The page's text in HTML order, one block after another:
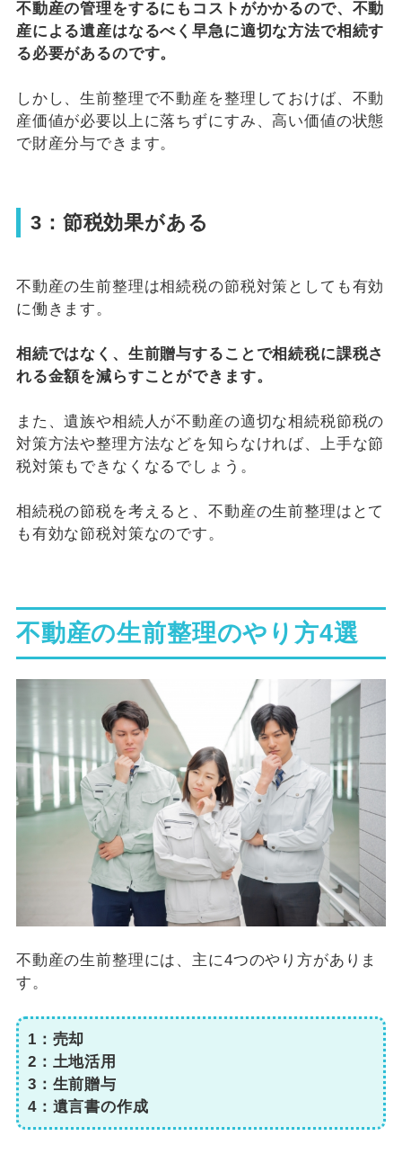
不動産の管理をするにもコストがかかるので、不動
産による遺産はなるべく早急に適切な方法で相続す
る必要があるのです。
しかし、生前整理で不動産を整理しておけば、不動
産価値が必要以上に落ちずにすみ、高い価値の状態
で財産分与できます。
3：節税効果がある
不動産の生前整理は相続税の節税対策としても有効
に働きます。
相続ではなく、生前贈与することで相続税に課税さ
れる金額を減らすことができます。
また、遺族や相続人が不動産の適切な相続税節税の
対策方法や整理方法などを知らなければ、上手な節
税対策もできなくなるでしょう。
相続税の節税を考えると、不動産の生前整理はとて
も有効な節税対策なのです。
不動産の生前整理のやり方4選
不動産の生前整理には、主に4つのやり方がありま
す。
1：売却
2：土地活用
3：生前贈与
4：遺言書の作成